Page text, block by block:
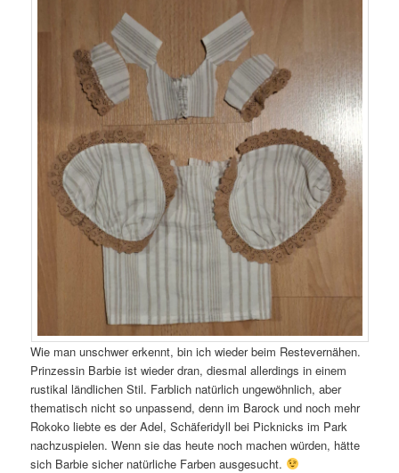
Wie man unschwer erkennt, bin ich wieder beim Restevernähen.
Prinzessin Barbie ist wieder dran, diesmal allerdings in einem
rustikal ländlichen Stil. Farblich natürlich ungewöhnlich, aber
thematisch nicht so unpassend, denn im Barock und noch mehr
Rokoko liebte es der Adel, Schäferidyll bei Picknicks im Park
nachzuspielen. Wenn sie das heute noch machen würden, hätte
sich Barbie sicher natürliche Farben ausgesucht.